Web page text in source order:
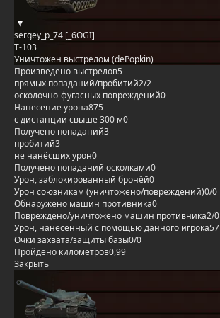
sergey_p_74 [_6OGI]
Т-103
Уничтожен выстрелом (dePopkin)
Произведено выстрелов5
прямых попаданий/пробитий2/2
осколочно-фугасных повреждений0
Нанесение урона875
с дистанции свыше 300 м0
Получено попаданий3
пробитий3
не нанёсших урон0
Получено попаданий осколками0
Урон, заблокированный бронёй0
Урон союзникам (уничтожено/повреждений)0/0
Обнаружено машин противника0
Повреждено/уничтожено машин противника2/0
Урон, нанесённый с помощью данного игрока57
Очки захвата/защиты базы0/0
Пройдено километров0,99
Закрыть